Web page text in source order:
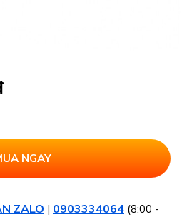
ZALO | 0903334064 (8:00 -